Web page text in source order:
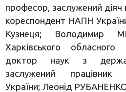
професор, заслужений діяч
кореспондент НАПН
Кузнеця; Володимир
Харківського обласного
доктор наук з
заслужений працівник
України; Леонід